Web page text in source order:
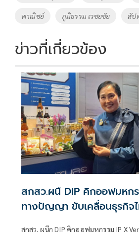
พาณิชย์ ภูมิธรรม เวชยชัย สัป
ข่าวที่เกี่ยวข้อง
สกสว.ผนึ DIP คิกออฟมหก
ทางปัญญา ขับเคลื่อนธุรกิจ
สกสว. ผนึก DIP คิกออฟมหกรรม IP X Venture Rise Thailand